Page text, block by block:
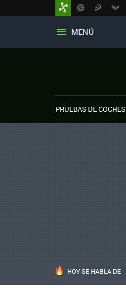
MENÚ
PRUEBAS DE COCHES
HOY SE HABLA DE